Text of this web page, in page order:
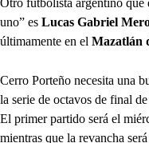
uno” es Lucas Gabriel
últimamente en el Mazatlán
Cerro Porteño necesita una
la serie de octavos de final
El primer partido será el
mientras que la revancha